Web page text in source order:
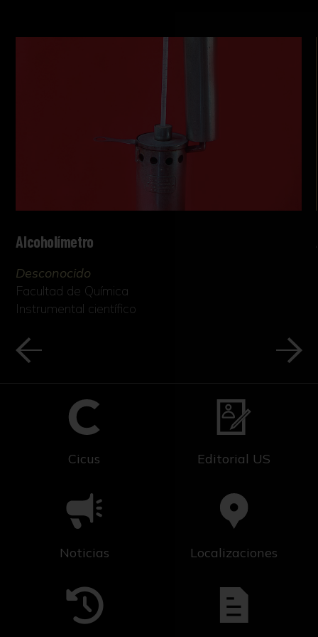
Alcoholímetro
Desconocido
Facultad de Química
Instrumental científico
Cicus Editorial US
Noticias Localizaciones